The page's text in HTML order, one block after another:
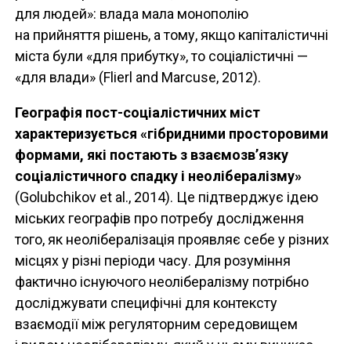
для людей»: влада мала монополію
на прийняття рішень, а тому, якщо капіталістичні
міста були «для прибутку», то соціалістичні —
«для влади» (Flierl and Marcuse, 2012).
Географія пост-соціалістичних міст
характеризується «гібридними просторовими
формами, які постають з взаємозв’язку
соціалістичного спадку і неолібералізму»
(Golubchikov et al., 2014). Це підтверджує ідею
міських географів про потребу дослідження
того, як неолібералізація проявляє себе у різних
місцях у різні періоди часу. Для розуміння
фактично існуючого неолібералізму потрібно
досліджувати специфічні для контексту
взаємодії між регуляторним середовищем